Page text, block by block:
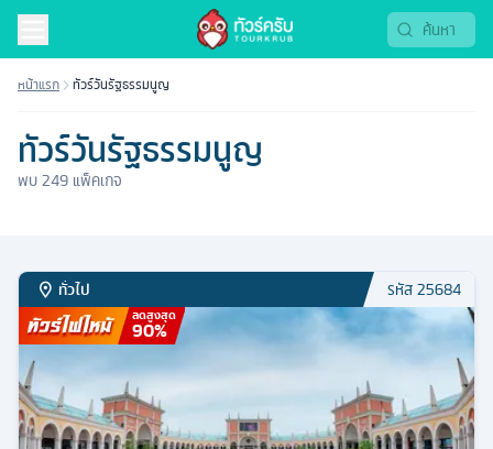
หน้าแรก ทัวร์วันรัฐธรรมนูญ
ทัวร์วันรัฐธรรมนูญ
พบ249 แพ็คเกจ
ทั่วไป รหัส25684
ลดสูงสุด
90%